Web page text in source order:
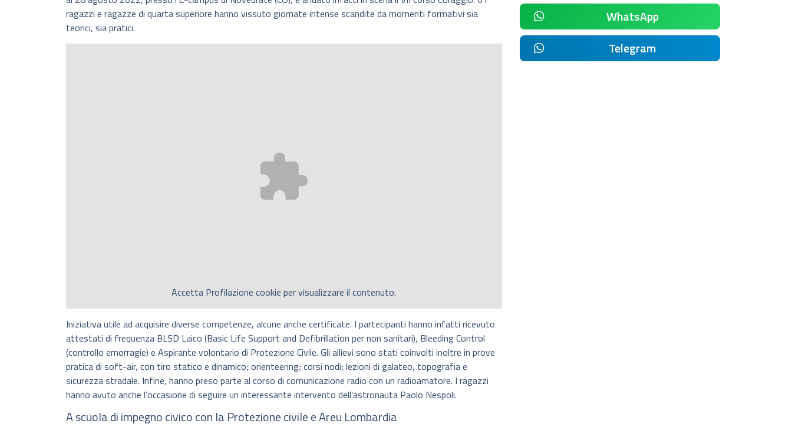
ragazzi e ragazze di quarta superiore hanno vissuto giornate intense scandite da momenti formativi sia
teorici, sia pratici.
Accetta Profilazione cookie per visualizzare il contenuto.
Iniziativa utile ad acquisire diverse competenze, alcune anche certificate. I partecipanti hanno infatti ricevuto
attestati di frequenza BLSD Laico (Basic Life Support and Defibrillation per non sanitari), Bleeding Control
(controllo emorragie) e Aspirante volontario di Protezione Civile. Gli allievi sono stati coinvolti inoltre in prove
pratica di soft-air, con tiro statico e dinamico; orienteering; corsi nodi; lezioni di galateo, topografia e
sicurezza stradale. Infine, hanno preso parte al corso di comunicazione radio con un radioamatore. I ragazzi
hanno avuto anche l’occasione di seguire un interessante intervento dell’astronauta Paolo Nespoli.
A scuola di impegno civico con la Protezione civile e Areu Lombardia
WhatsApp
Telegram